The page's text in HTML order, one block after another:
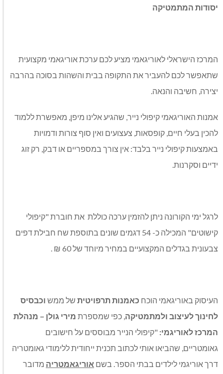
יסודות המתמטיקה
המרכז הישראלי לאוריגאמי מציע לכם ערכת אוריגאמי מקצועית
שתאפשר לכם להעביר את התקופה בבית והשהות בסוכה בהרבה
יצירה, חשיבה והנאה.
אמנות האוריגאמי קיפולי נייר, שהגיע אלינו מיפן, מאפשרת ללמוד
להכין בעלי חיים, קופסאות, צעצועים ואין סוף צורות ודמויות
באמצעות קיפולי נייר בלבד: אין צורך במספריים או דבק, רק זוג
ידיים וסקרנות.
לרגל ימי הקורונה ניתן להזמין ערכה כוללת את חוברת "קיפולי
קישוטים" המכילה כ- 54 דגמים שונים בתוספת שח חבילת דפים
צבעונית בגדלים המקצועיים במחיר מיוחד של 60 ₪ .
העיסוק באוריגאמי הוכח כאמנות תרפויטית של ממש וכבסיס
לחינוך לעיצוב ולמתמטיקה, כפי שמספרת מירי גולן – מנהלת
המרכז לאוריגמי: "קיפולי הנייר מבוססים על חישובים
גאומטריים, שהביאו אותי לכתוב תכנית ייחודית ללימודי גאומטריה
דרך אוריגמי לילדים בבתי הספר. בשם אוריגאמטריה מדובר